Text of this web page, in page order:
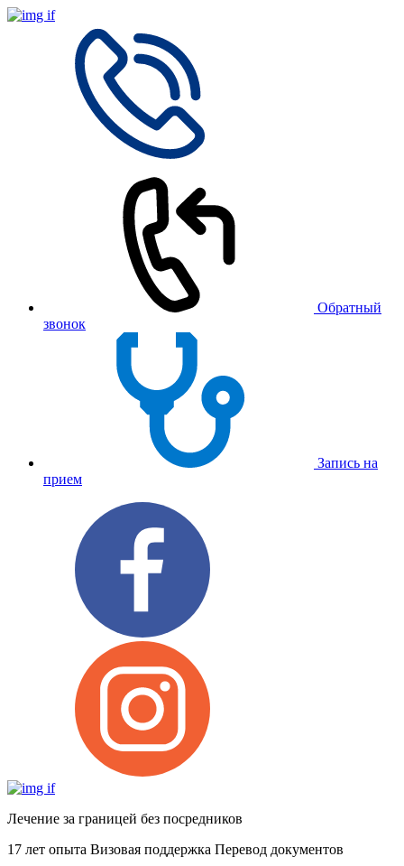
Обратный
звонок
Запись на
прием
Лечение за границей без посредников
17 лет опыта Визовая поддержка Перевод документов